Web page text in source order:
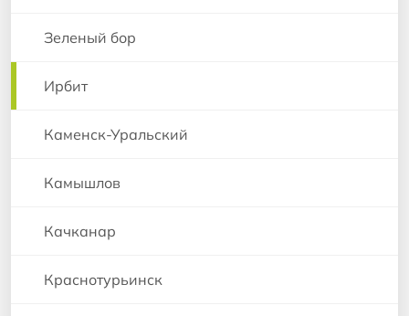
Зеленый бор
Ирбит
Каменск-Уральский
Камышлов
Качканар
Краснотурьинск